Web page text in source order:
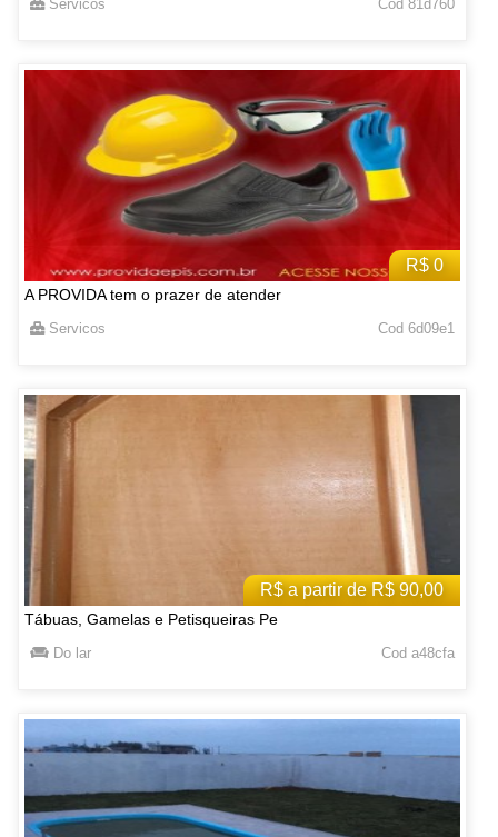
Servicos Cod 81d760
R$ 0
A PROVIDA tem o prazer de atender
Servicos Cod 6d09e1
R$ a partir de R$ 90,00
Tábuas, Gamelas e Petisqueiras Pe
Do lar Cod a48cfa